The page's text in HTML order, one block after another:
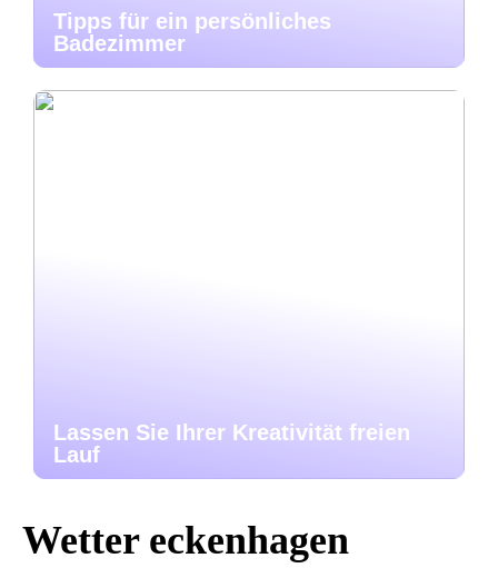
Tipps für ein persönliches
Badezimmer
Lassen Sie Ihrer Kreativität freien
Lauf
Wetter eckenhagen